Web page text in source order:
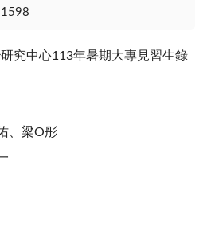
究中心113年暑期大專見習生錄
、梁O彤